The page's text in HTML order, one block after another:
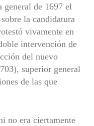
general de 1697 el
la candidatura
vivamente en
intervención de
del nuevo
superior general
de las que
no era ciertamente